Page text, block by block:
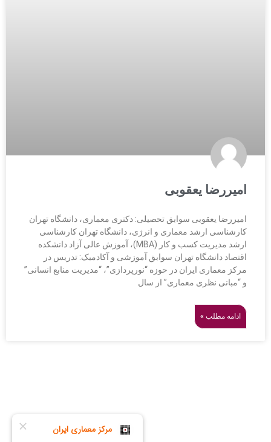
امیررضا یعقوبی
امیررضا یعقوبی سوابق تحصیلی: دکتری معماری، دانشگاه تهران
کارشناسی ارشد معماری و انرژی، دانشگاه تهران کارشناسی
ارشد مدیریت کسب و کار (MBA)، آموزش عالی آزاد دانشکده
اقتصاد دانشگاه تهران سوابق آموزشی و آکادمیک: تدریس در
مرکز معماری ایران در حوزه “نورپردازی”، “مدیریت منابع انسانی”
و “مبانی نظری معماری” از سال
ادامه مطلب »